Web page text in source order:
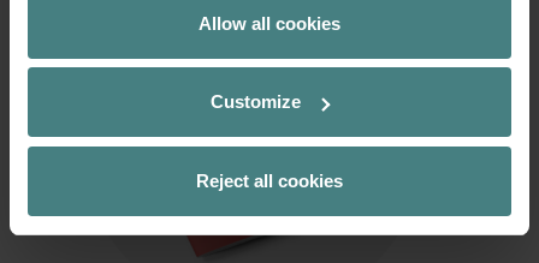
Allow all cookies
Customize
Reject all cookies